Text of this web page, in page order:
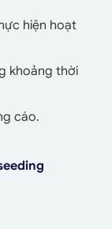
hiện hoạt
khoảng thời
cáo.